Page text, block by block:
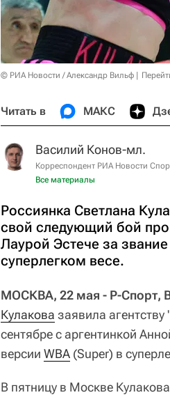
© РИА Новости / Александр Вильф
Читать в МАКС
Василий Конов-мл.
Корреспондент РИА Новости
Все материалы
Россиянка Светлана
свой следующий бой
Лаурой Эстече за
суперлегком весе.
МОСКВА, 22 мая - Р-Спорт,
Кулакова заявила
сентябре с аргентинкой
версии WBA (Super) в
В пятницу в Москве Кулакова